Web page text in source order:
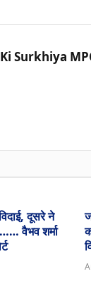
Surkhiya
दूसरे ने
वैभव शर्मा